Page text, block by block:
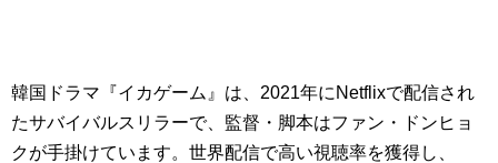
韓国ドラマ『イカゲーム』は、2021年にNetflixで配信され
たサバイバルスリラーで、監督・脚本はファン・ドンヒョ
クが手掛けています。世界配信で高い視聴率を獲得し、